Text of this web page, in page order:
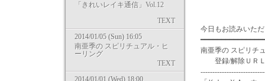
「きれいレイキ通信」Vol.12
TEXT
2014/01/05 (Sun) 16:05
南亜季の スピリチュアル・ヒ
ーリング
TEXT
2014/01/01 (Wed) 18:00
今日もお読みいた
南亜季の スピリチ
登録/解除ＵＲＬ